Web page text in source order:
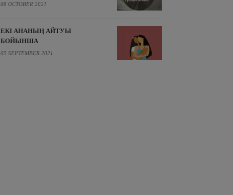
08 OCTOBER 2021
ЕКІ АНАНЫҢ АЙТУЫ
БОЙЫНША
05 SEPTEMBER 2021